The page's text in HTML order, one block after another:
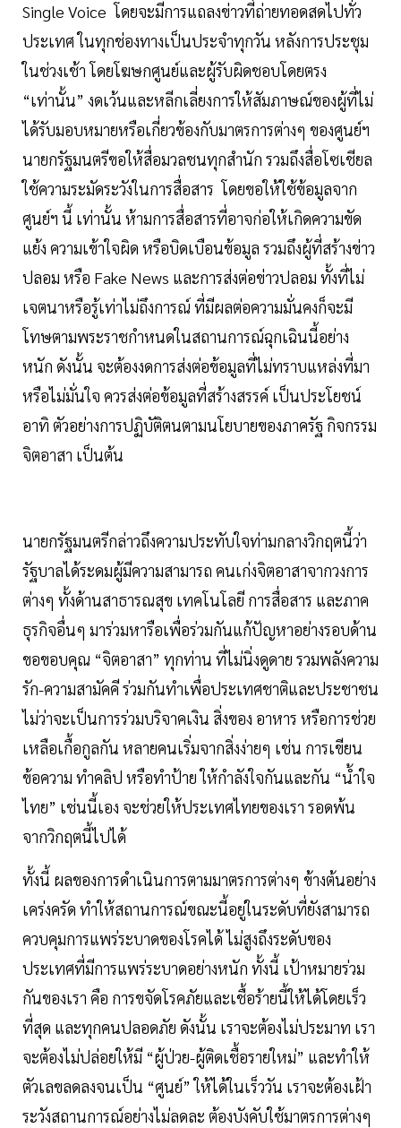
Single Voice โดยจะมีการแถลงข่าวที่ถ่ายทอดสดไปทั่ว
ประเทศ ในทุกช่องทางเป็นประจำทุกวัน หลังการประชุม
ในช่วงเช้า โดยโฆษกศูนย์และผู้รับผิดชอบโดยตรง
“เท่านั้น” งดเว้นและหลีกเลี่ยงการให้สัมภาษณ์ของผู้ที่ไม่
ได้รับมอบหมายหรือเกี่ยวข้องกับมาตรการต่างๆ ของศูนย์ฯ
นายกรัฐมนตรีขอให้สื่อมวลชนทุกสำนัก รวมถึงสื่อโซเชียล
ใช้ความระมัดระวังในการสื่อสาร โดยขอให้ใช้ข้อมูลจาก
ศูนย์ฯ นี้ เท่านั้น ห้ามการสื่อสารที่อาจก่อให้เกิดความขัด
แย้ง ความเข้าใจผิด หรือบิดเบือนข้อมูล รวมถึงผู้ที่สร้างข่าว
ปลอม หรือ Fake News และการส่งต่อข่าวปลอม ทั้งที่ไม่
เจตนาหรือรู้เท่าไม่ถึงการณ์ ที่มีผลต่อความมั่นคงก็จะมี
โทษตามพระราชกำหนดในสถานการณ์ฉุกเฉินนี้อย่าง
หนัก ดังนั้น จะต้องงดการส่งต่อข้อมูลที่ไม่ทราบแหล่งที่มา
หรือไม่มั่นใจ ควรส่งต่อข้อมูลที่สร้างสรรค์ เป็นประโยชน์
อาทิ ตัวอย่างการปฏิบัติตนตามนโยบายของภาครัฐ กิจกรรม
จิตอาสา เป็นต้น
นายกรัฐมนตรีกล่าวถึงความประทับใจท่ามกลางวิกฤตนี้ว่า
รัฐบาลได้ระดมผู้มีความสามารถ คนเก่งจิตอาสาจากวงการ
ต่างๆ ทั้งด้านสาธารณสุข เทคโนโลยี การสื่อสาร และภาค
ธุรกิจอื่นๆ มาร่วมหารือเพื่อร่วมกันแก้ปัญหาอย่างรอบด้าน
ขอขอบคุณ “จิตอาสา” ทุกท่าน ที่ไม่นิ่งดูดาย รวมพลังความ
รัก-ความสามัคคี ร่วมกันทำเพื่อประเทศชาติและประชาชน
ไม่ว่าจะเป็นการร่วมบริจาคเงิน สิ่งของ อาหาร หรือการช่วย
เหลือเกื้อกูลกัน หลายคนเริ่มจากสิ่งง่ายๆ เช่น การเขียน
ข้อความ ทำคลิป หรือทำป้าย ให้กำลังใจกันและกัน “น้ำใจ
ไทย” เช่นนี้เอง จะช่วยให้ประเทศไทยของเรา รอดพ้น
จากวิกฤตนี้ไปได้
ทั้งนี้ ผลของการดำเนินการตามมาตรการต่างๆ ข้างต้นอย่าง
เคร่งครัด ทำให้สถานการณ์ขณะนี้อยู่ในระดับที่ยังสามารถ
ควบคุมการแพร่ระบาดของโรคได้ ไม่สูงถึงระดับของ
ประเทศที่มีการแพร่ระบาดอย่างหนัก ทั้งนี้ เป้าหมายร่วม
กันของเรา คือ การขจัดโรคภัยและเชื้อร้ายนี้ให้ได้โดยเร็ว
ที่สุด และทุกคนปลอดภัย ดังนั้น เราจะต้องไม่ประมาท เรา
จะต้องไม่ปล่อยให้มี “ผู้ป่วย-ผู้ติดเชื้อรายใหม่” และทำให้
ตัวเลขลดลงจนเป็น “ศูนย์” ให้ได้ในเร็ววัน เราจะต้องเฝ้า
ระวังสถานการณ์อย่างไม่ลดละ ต้องบังคับใช้มาตรการต่างๆ